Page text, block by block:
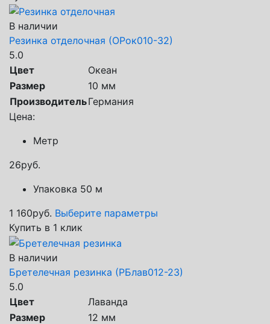
В наличии
Резинка отделочная (ОРок010-32)
5.0
Цвет
Океан
Размер
10 мм
ПроизводительГермания
Цена:
Метр
26руб.
Упаковка 50 м
1 160руб. Выберите параметры
Купить в 1 клик
В наличии
Бретелечная резинка (РБлав012-23)
5.0
Цвет
Лаванда
Размер
12 мм